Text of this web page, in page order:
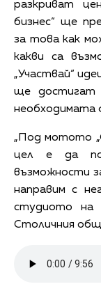
разкриват
бизнес“ ще
за това как
какви са
„Участвай“
ще достигат
необходимата
„Под мотото
цел е да
възможности
направим с
студиото на
Столичния